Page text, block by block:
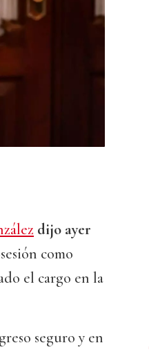
dijo ayer
como
el cargo en la
seguro y en